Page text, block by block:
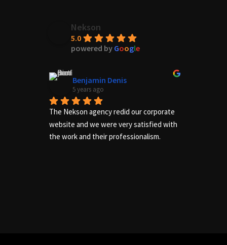
Nekson
5.0
powered by Google
Benjamin Denis
5 years ago
The Nekson agency redid our corporate
website and we were very satisfied with
the work and their professionalism.